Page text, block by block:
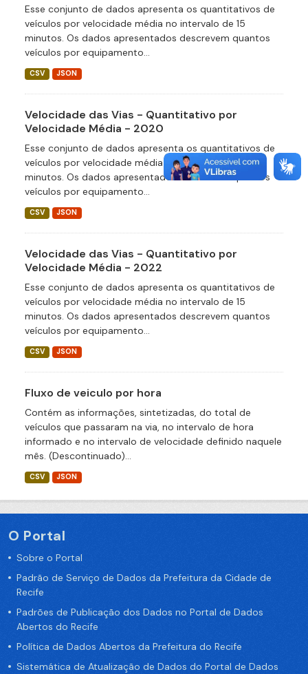
Esse conjunto de dados apresenta os quantitativos de
veículos por velocidade média no intervalo de 15
minutos. Os dados apresentados descrevem quantos
veículos por equipamento...
CSV JSON
Velocidade das Vias - Quantitativo por
Velocidade Média - 2020
Esse conjunto de dados apresenta os quantitativos de
veículos por velocidade média no intervalo de 15
minutos. Os dados apresentados descrevem quantos
veículos por equipamento...
CSV JSON
Velocidade das Vias - Quantitativo por
Velocidade Média - 2022
Esse conjunto de dados apresenta os quantitativos de
veículos por velocidade média no intervalo de 15
minutos. Os dados apresentados descrevem quantos
veículos por equipamento...
CSV JSON
Fluxo de veiculo por hora
Contém as informações, sintetizadas, do total de
veículos que passaram na via, no intervalo de hora
informado e no intervalo de velocidade definido naquele
mês. (Descontinuado)...
CSV JSON
O Portal
Sobre o Portal
Padrão de Serviço de Dados da Prefeitura da Cidade de
Recife
Padrões de Publicação dos Dados no Portal de Dados
Abertos do Recife
Política de Dados Abertos da Prefeitura do Recife
Sistemática de Atualização de Dados do Portal de Dados